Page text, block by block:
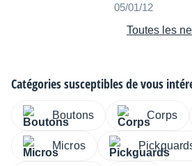
05/01/12
Toutes les
Catégories susceptibles de vous
Boutons Corps
Micros